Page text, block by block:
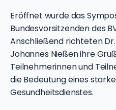
Eröffnet wurde das
Bundesvorsitzenden des
Anschließend richteten
Johannes Nießen ihre
Teilnehmerinnen und
die Bedeutung eines
Gesundheitsdienstes.